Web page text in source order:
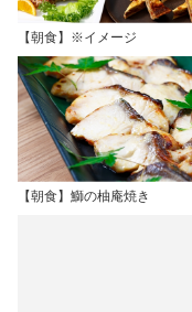
【朝食】※イメージ
【朝食】鰤の柚庵焼き